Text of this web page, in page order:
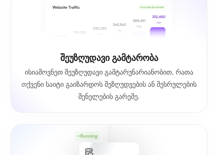
Შეუზღუდავი Გამტარობა
ისიამოვნეთ შეუზღუდავი გამტარუნარიანობით, რათა
თქვენი საიტი გაიზარდოს შეზღუდვების ან შესრულების
შენელების გარეშე.